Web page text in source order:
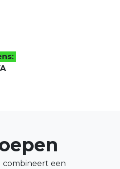
combineert een